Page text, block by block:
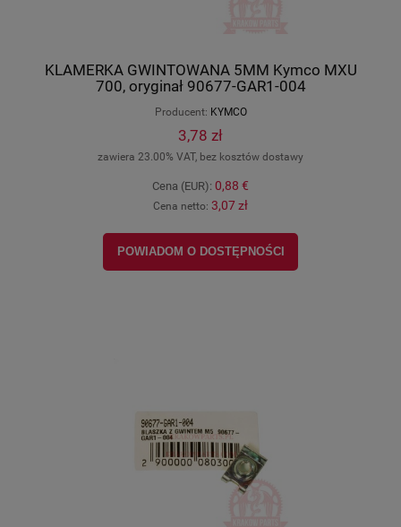
KLAMERKA GWINTOWANA 5MM Kymco MXU
700, oryginał 90677-GAR1-004
Producent: KYMCO
3,78 zł
zawiera 23.00% VAT, bez kosztów dostawy
Cena (EUR): 0,88 €
Cena netto: 3,07 zł
POWIADOM O DOSTĘPNOŚCI